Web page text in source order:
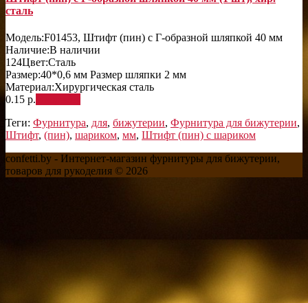
сталь
Модель:F01453, Штифт (пин) с Г-образной шляпкой 40 мм
Наличие:В наличии
124Цвет:Сталь
Размер:40*0,6 мм Размер шляпки 2 мм
Материал:Хирургическая сталь
0.15 р.
Теги: Фурнитура, для, бижутерии, Фурнитура для бижутерии,
Штифт, (пин), шариком, мм, Штифт (пин) с шариком
confetti.by - Интернет-магазин фурнитуры для бижутерии,
товаров для рукоделия © 2026